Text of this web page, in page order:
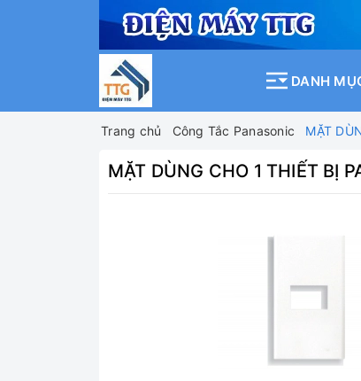
DANH
Trang chủ Công Tắc Panasonic MẶT
MẶT DÙNG CHO 1 THIẾT BỊ